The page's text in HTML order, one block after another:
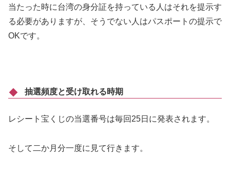
当たった時に台湾の身分証を持っている人はそれを提示す
る必要がありますが、そうでない人はパスポートの提示で
OKです。
抽選頻度と受け取れる時期
レシート宝くじの当選番号は毎回25日に発表されます。
そして二か月分一度に見て行きます。